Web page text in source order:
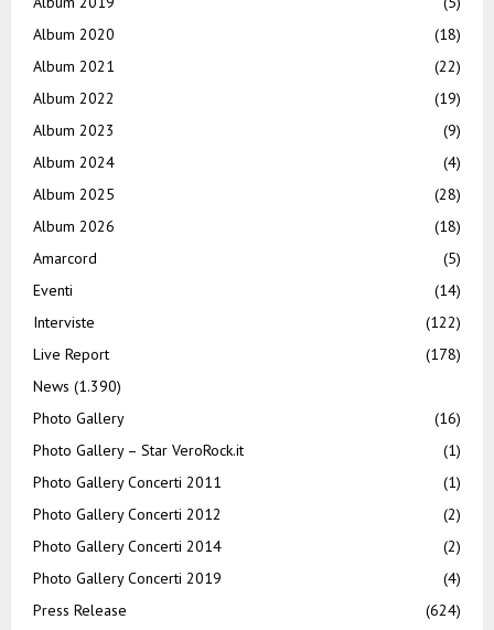
Album 2020
(18)
Album 2021
(22)
Album 2022
(19)
Album 2023
(9)
Album 2024
(4)
Album 2025
(28)
Album 2026
(18)
Amarcord
(5)
Eventi
(14)
Interviste
(122)
Live Report
(178)
News (1.390)
Photo Gallery
(16)
Photo Gallery – Star VeroRock.it
(1)
Photo Gallery Concerti 2011
(1)
Photo Gallery Concerti 2012
(2)
Photo Gallery Concerti 2014
(2)
Photo Gallery Concerti 2019
(4)
Press Release
(624)